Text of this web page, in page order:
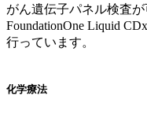
がん遺伝子パネル検査
FoundationOne Liquid
行っています。
化学療法